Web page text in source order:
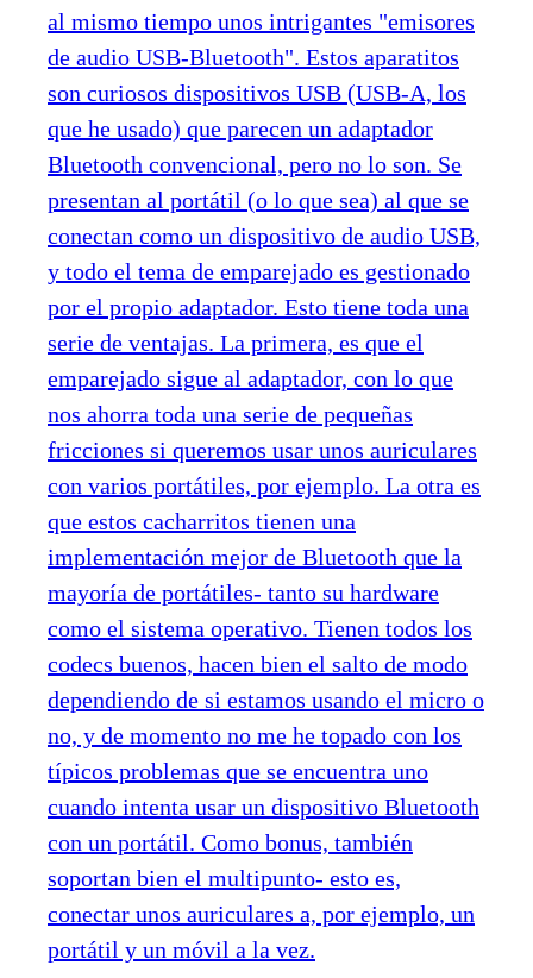
al mismo tiempo unos intrigantes "emisores
de audio USB-Bluetooth". Estos aparatitos
son curiosos dispositivos USB (USB-A, los
que he usado) que parecen un adaptador
Bluetooth convencional, pero no lo son. Se
presentan al portátil (o lo que sea) al que se
conectan como un dispositivo de audio USB,
y todo el tema de emparejado es gestionado
por el propio adaptador. Esto tiene toda una
serie de ventajas. La primera, es que el
emparejado sigue al adaptador, con lo que
nos ahorra toda una serie de pequeñas
fricciones si queremos usar unos auriculares
con varios portátiles, por ejemplo. La otra es
que estos cacharritos tienen una
implementación mejor de Bluetooth que la
mayoría de portátiles- tanto su hardware
como el sistema operativo. Tienen todos los
codecs buenos, hacen bien el salto de modo
dependiendo de si estamos usando el micro o
no, y de momento no me he topado con los
típicos problemas que se encuentra uno
cuando intenta usar un dispositivo Bluetooth
con un portátil. Como bonus, también
soportan bien el multipunto- esto es,
conectar unos auriculares a, por ejemplo, un
portátil y un móvil a la vez.